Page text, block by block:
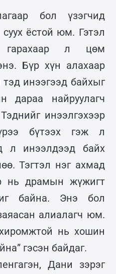
бол үзэгчид
ёстой юм. Гэтэл
гарахаар л цөм
Бүр хүн алахаар
тэд инээгээд байхыг
дараа найруулагч
инээлгэхээр
бүтээх гэж л
л инээлдээд байх
Тэгтэл нэг ахмад
нь драмын жүжигт
байна. Энэ бол
алиалагч юм.
нь хошин
гэсэн байдаг.
Дани зэрэг